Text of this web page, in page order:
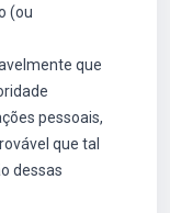
(ou
que
pessoais,
que tal
dessas